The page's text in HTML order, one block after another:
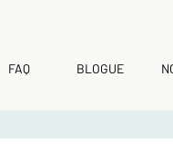
FAQ BLOGUE